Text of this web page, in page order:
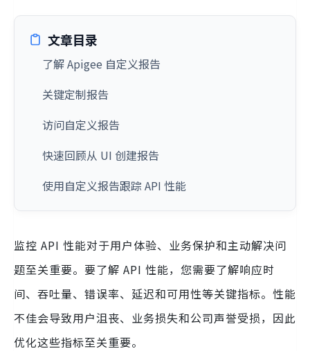
文章目录
了解 Apigee 自定义报告
关键定制报告
访问自定义报告
快速回顾从 UI 创建报告
使用自定义报告跟踪 API 性能
监控 API 性能对于用户体验、业务保护和主动解决问
题至关重要。要了解 API 性能，您需要了解响应时
间、吞吐量、错误率、延迟和可用性等关键指标。性能
不佳会导致用户沮丧、业务损失和公司声誉受损，因此
优化这些指标至关重要。